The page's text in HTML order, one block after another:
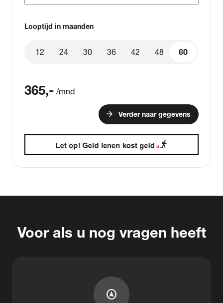
Looptijd in maanden
60
12 24 30 36 42 48 60
365,- /mnd
arrow_forward Verder naar gegevens
Voor als u nog vragen heeft
assistant_navigation